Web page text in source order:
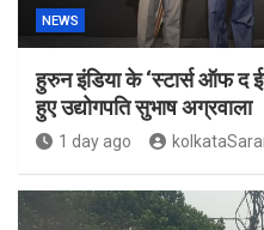
NEWS
हुरुन इंडिया के ‘स्टार्स ऑफ
हुए उद्योगपति सुभाष अग्रवाला
1 day ago